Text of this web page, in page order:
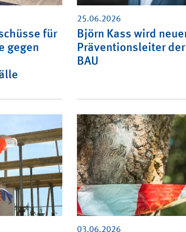
für
gegen
25.06.2026
Björn Kass wird
Präventionsleiter der
BAU
03.06.2026